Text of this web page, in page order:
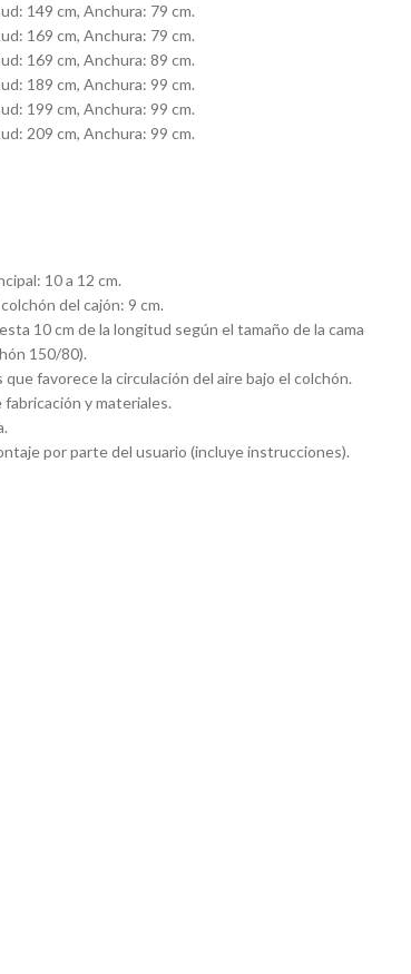
149 cm, Anchura: 79 cm.
169 cm, Anchura: 79 cm.
169 cm, Anchura: 89 cm.
189 cm, Anchura: 99 cm.
199 cm, Anchura: 99 cm.
209 cm, Anchura: 99 cm.
10 a 12 cm.
del cajón: 9 cm.
10 cm de la longitud según el tamaño de la cama
150/80).
favorece la circulación del aire bajo el colchón.
y materiales.
por parte del usuario (incluye instrucciones).